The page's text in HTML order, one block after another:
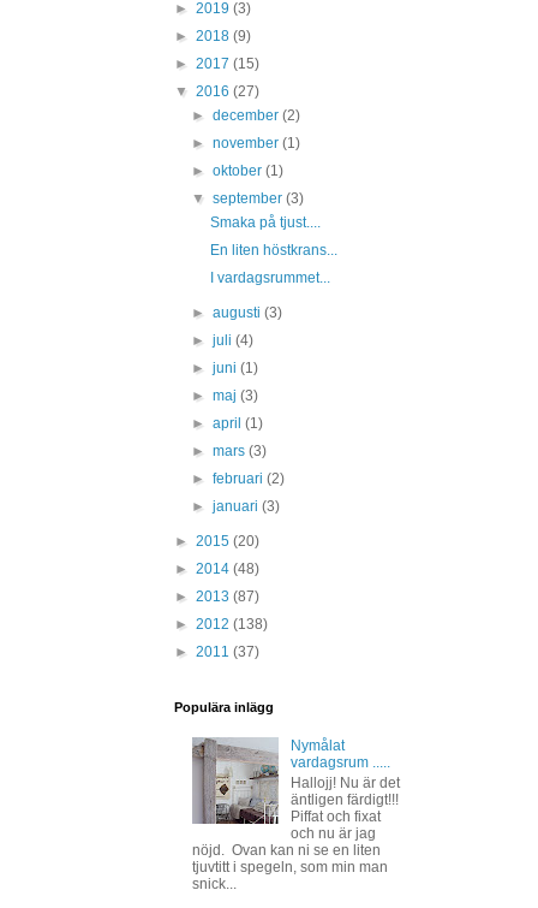
► 2019 (3)
► 2018 (9)
► 2017 (15)
▼ 2016 (27)
►december(2)
►november(1)
►oktober(1)
▼september(3)
Smaka på tjust....
En liten höstkrans...
I vardagsrummet...
►augusti(3)
►juli(4)
►juni(1)
►maj(3)
►april(1)
►mars(3)
►februari(2)
►januari(3)
► 2015 (20)
► 2014 (48)
► 2013 (87)
► 2012 (138)
► 2011 (37)
Populära inlägg
Nymålat
vardagsrum .....
Hallojj! Nu är det
äntligen färdigt!!!
Piffat och fixat
och nu är jag
nöjd. Ovan kan ni se en liten
tjuvtitt i spegeln, som min man
snick...